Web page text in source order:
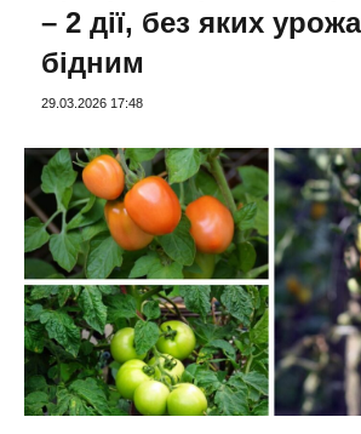
– 2 дії, без яких
бідним
29.03.2026 17:48